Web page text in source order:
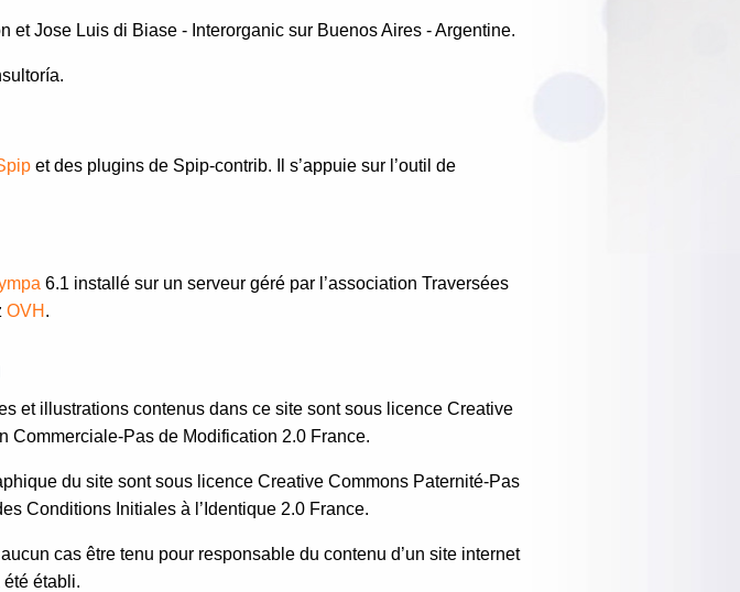
et Jose Luis di Biase - Interorganic sur Buenos Aires - Argentine.
et des plugins de Spip-contrib. Il s’appuie sur l’outil de
6.1 installé sur un serveur géré par l’association Traversées
OVH .
et illustrations contenus dans ce site sont sous licence Creative
Commerciale-Pas de Modification 2.0 France.
du site sont sous licence Creative Commons Paternité-Pas
Conditions Initiales à l’Identique 2.0 France.
cas être tenu pour responsable du contenu d’un site internet
établi.